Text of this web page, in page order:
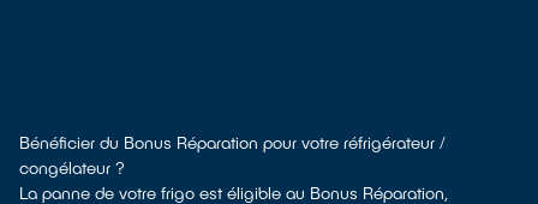
Bénéficier du Bonus Réparation pour votre réfrigérateur /
congélateur ?
La panne de votre frigo est éligible au Bonus Réparation,